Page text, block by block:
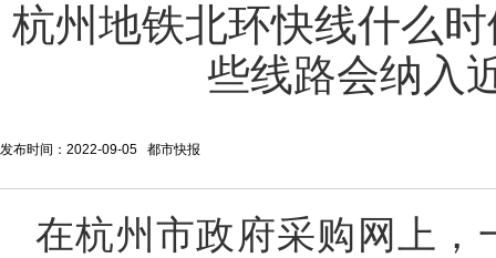
杭州地铁北环快线什么
些线路会纳入
发布时间：2022-09-05 都市快报
在杭州市政府采购网上，